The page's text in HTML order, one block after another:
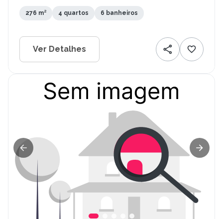
276 m² 4 quartos 6 banheiros
Ver Detalhes